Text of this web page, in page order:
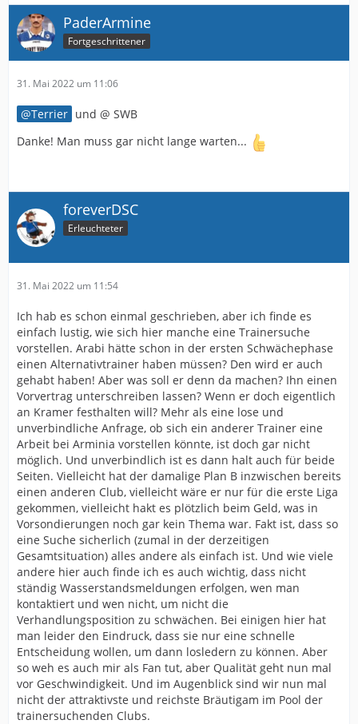
Ich gehe auch davon aus, dass es nicht Ronald
McDonald wird, bin mir aber sicher, dass, egal wer
Start haben wird. Nörgelei und Infragestellung der
Person an sich und das Zerreissen der Trainervita
stehen bei vielen doch schon im Vordergrundm bevor
der Ball rollt. Der letzte Trainerwechsel war doch das
beste Beispiel. Esgal wer kommt, er muss mit der Bürde
wird fairer zugehen als zuletzt.
Es geht doch bei vielen gar nicht um Fakten und
Vertrauen, sondern einzig und allein um die schlechte
Stimmung auf Personen und Entscheidungen zu
Persönliche Befindlichkeiten und Nasenfaktor. Es ist
quasi schexxx egal, wie es SA macht, er bietet immer
Angriffsfläche für "falsches Handeln".
Siehe die Entwicklung in diesem Forum...
Daher bleibe ich dabei, ich finde die
"Nullkommunikation" bevor Fakten geschaffen wurden
weiterhin in Ordnung und gehe davon aus, dass ein
neuer Trainer am 10.06. das Training leitet. Zusammen
mit dem ein oder anderem Neuzugang.
PaderArmine
Fortgeschrittener
31. Mai 2022 um 11:06
Terrier und @ SWB
Danke! Man muss gar nicht lange warten...
foreverDSC
Erleuchteter
31. Mai 2022 um 11:54
Ich hab es schon einmal geschrieben, aber ich finde es
einfach lustig, wie sich hier manche eine Trainersuche
vorstellen. Arabi hätte schon in der ersten Schwächephase
einen Alternativtrainer haben müssen? Den wird er auch
gehabt haben! Aber was soll er denn da machen? Ihn einen
Vorvertrag unterschreiben lassen? Wenn er doch eigentlich
an Kramer festhalten will? Mehr als eine lose und
unverbindliche Anfrage, ob sich ein anderer Trainer eine
Arbeit bei Arminia vorstellen könnte, ist doch gar nicht
möglich. Und unverbindlich ist es dann halt auch für beide
Seiten. Vielleicht hat der damalige Plan B inzwischen bereits
einen anderen Club, vielleicht wäre er nur für die erste Liga
gekommen, vielleicht hakt es plötzlich beim Geld, was in
Vorsondierungen noch gar kein Thema war. Fakt ist, dass so
eine Suche sicherlich (zumal in der derzeitigen
Gesamtsituation) alles andere als einfach ist. Und wie viele
andere hier auch finde ich es auch wichtig, dass nicht
ständig Wasserstandsmeldungen erfolgen, wen man
kontaktiert und wen nicht, um nicht die
Verhandlungsposition zu schwächen. Bei einigen hier hat
man leider den Eindruck, dass sie nur eine schnelle
Entscheidung wollen, um dann losledern zu können. Aber
so weh es auch mir als Fan tut, aber Qualität geht nun mal
vor Geschwindigkeit. Und im Augenblick sind wir nun mal
nicht der attraktivste und reichste Bräutigam im Pool der
trainersuchenden Clubs.